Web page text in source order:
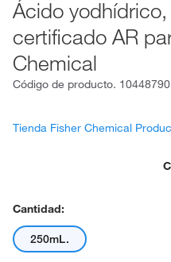
Ácido
certificado AR
Chemical
Código de producto. 10448790
Tienda Fisher Chemical
Cantidad:
250mL.